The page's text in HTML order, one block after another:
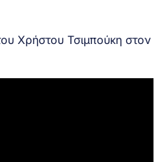
Χρήστου Τσιμπούκη στον